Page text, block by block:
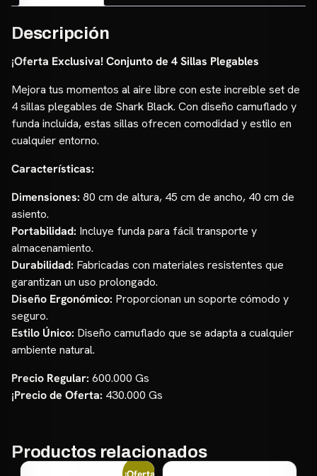
Descripción
¡Oferta Exclusiva! Conjunto de 4 Sillas Plegables
Mejora tus momentos al aire libre con este increíble set de
4 sillas plegables de Shark Black. Con diseño camuflado y
funda incluida, estas sillas ofrecen comodidad y estilo en
cualquier entorno.
Características:
Dimensiones: 80 cm de altura, 45 cm de ancho, 40 cm de
asiento.
Portabilidad: Incluye funda para fácil transporte y
almacenamiento.
Durabilidad: Fabricadas con materiales resistentes que
garantizan un uso prolongado.
Diseño Ergonómico: Proporcionan un soporte cómodo y
seguro.
Estilo Único: Diseño camuflado que se adapta a cualquier
ambiente natural.
Precio Regular: 600.000 Gs
¡Precio de Oferta: 430.000 Gs
Productos relacionados